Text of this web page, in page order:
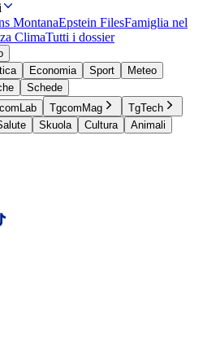
MontanaEpstein FilesFamiglia nel
ClimaTutti i dossier
Economia Sport
Meteo
Schede
TgcomMag
TgTech
Skuola Cultura
Animali